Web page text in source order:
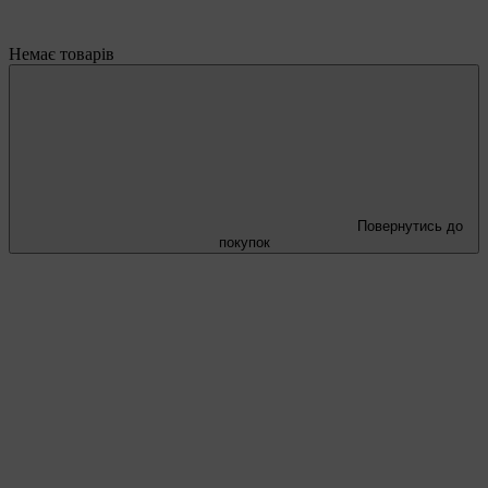
Немає товарів
Повернутись до
покупок